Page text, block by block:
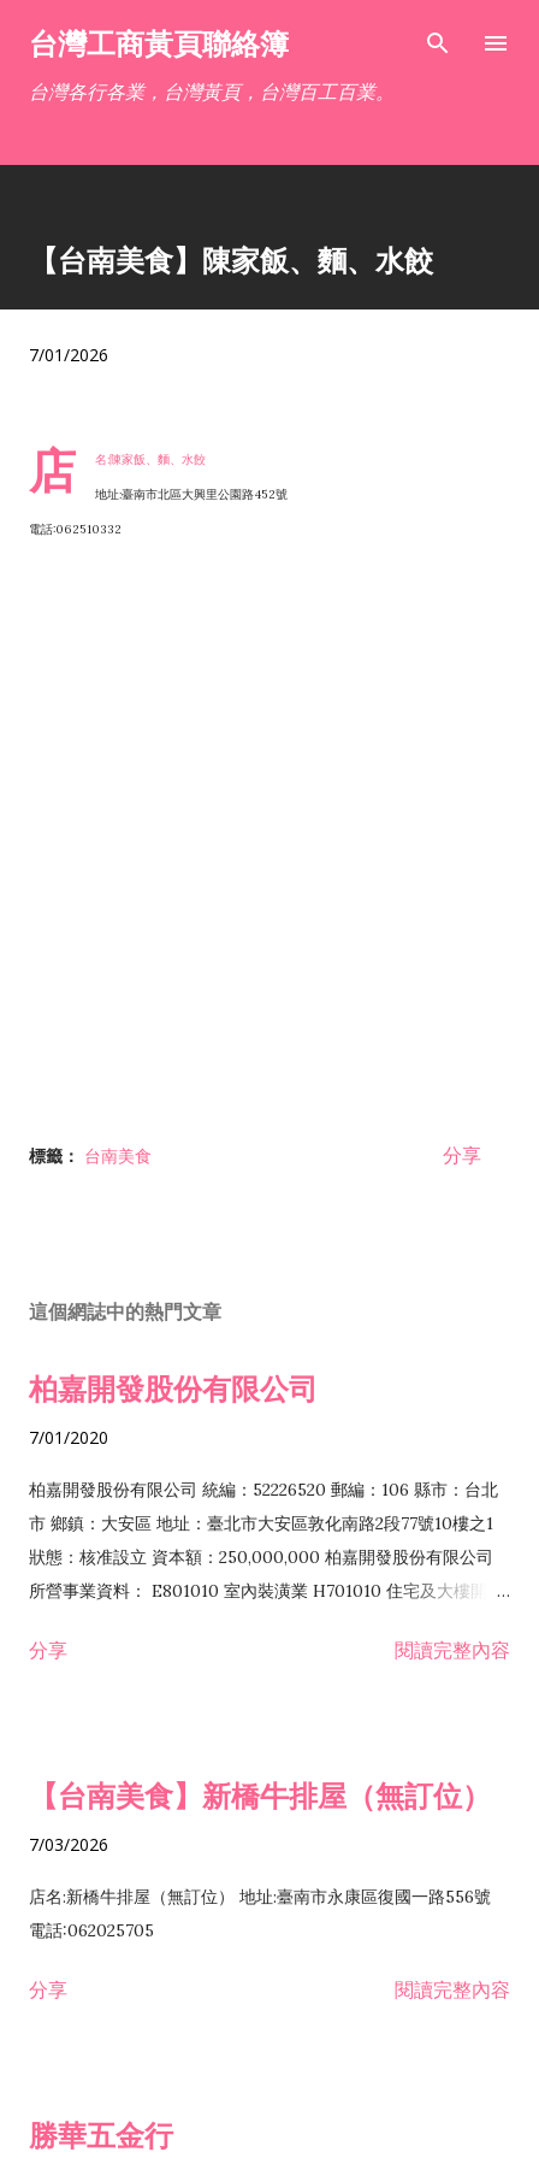
跳到主要內容
台灣工商黃頁聯絡簿
台灣各行各業，台灣黃頁，台灣百工百業。
【台南美食】陳家飯、麵、水餃
7/01/2026
店 名:陳家飯、麵、水餃
地址:臺南市北區大興里公園路452號
電話:062510332
標籤： 台南美食 分享
這個網誌中的熱門文章
柏嘉開發股份有限公司
7/01/2020
柏嘉開發股份有限公司 統編：52226520 郵編：106 縣市：台北
市 鄉鎮：大安區 地址：臺北市大安區敦化南路2段77號10樓之1
狀態：核准設立 資本額：250,000,000 柏嘉開發股份有限公司
所營事業資料： E801010 室內裝潢業 H701010 住宅及大樓開發
發業 H703090 不動產買賣業 H703100 不動產租賃業 I503010
分享 閱讀完整內容
【台南美食】新橋牛排屋（無訂位）
7/03/2026
店名:新橋牛排屋（無訂位） 地址:臺南市永康區復國一路556號
電話:062025705
分享 閱讀完整內容
勝華五金行